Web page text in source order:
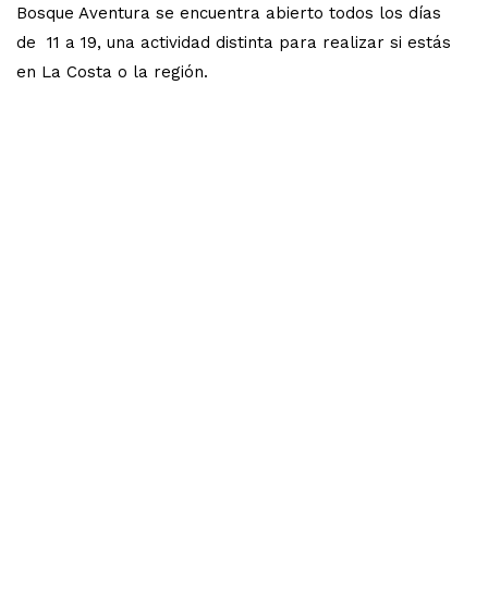
Bosque Aventura se encuentra abierto todos los días
de 11 a 19, una actividad distinta para realizar si estás
en La Costa o la región.